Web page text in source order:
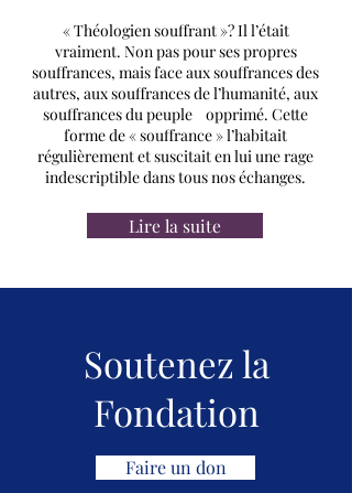
« Théologien souffrant »? Il l’était
vraiment. Non pas pour ses propres
souffrances, mais face aux souffrances des
autres, aux souffrances de l’humanité, aux
souffrances du peuple opprimé. Cette
forme de « souffrance » l’habitait
régulièrement et suscitait en lui une rage
indescriptible dans tous nos échanges.
Lire la suite
Soutenez la
Fondation
Faire un don